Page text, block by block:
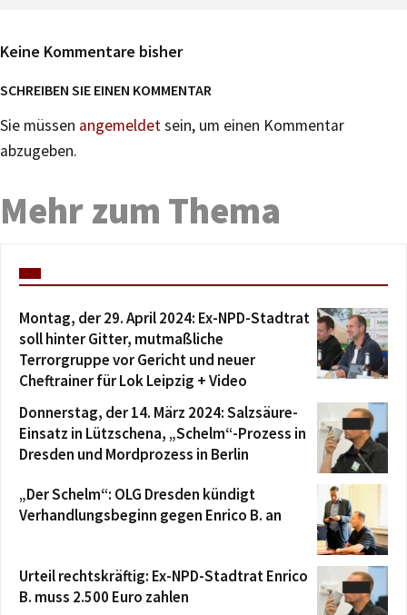
Keine Kommentare bisher
SCHREIBEN SIE EINEN KOMMENTAR
Sie müssen angemeldetsein, um einen Kommentar
abzugeben.
Mehr zum Thema
Montag, der 29. April 2024: Ex-NPD-Stadtrat
soll hinter Gitter, mutmaßliche
Terrorgruppe vor Gericht und neuer
Cheftrainer für Lok Leipzig + Video
Donnerstag, der 14. März 2024: Salzsäure-
Einsatz in Lützschena, „Schelm“-Prozess in
Dresden und Mordprozess in Berlin
„Der Schelm“: OLG Dresden kündigt
Verhandlungsbeginn gegen Enrico B. an
Urteil rechtskräftig: Ex-NPD-Stadtrat Enrico
B. muss 2.500 Euro zahlen